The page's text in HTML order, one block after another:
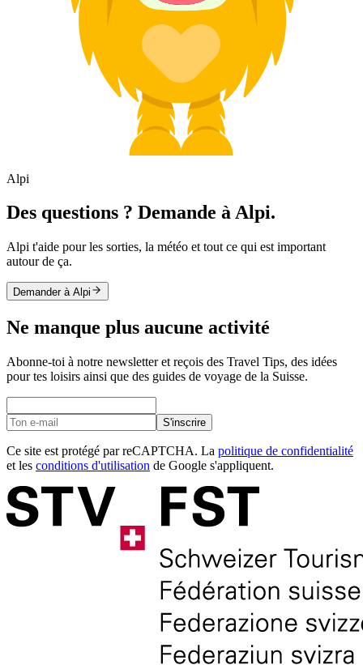
Alpi
Des questions ? Demande à Alpi.
Alpi t'aide pour les sorties, la météo et tout ce qui est important
autour de ça.
Demander à Alpi
Ne manque plus aucune activité
Abonne-toi à notre newsletter et reçois des Travel Tips, des idées
pour tes loisirs ainsi que des guides de voyage de la Suisse.
S'inscrire
Ce site est protégé par reCAPTCHA. La politique de confidentialité
et les conditions d'utilisation de Google s'appliquent.